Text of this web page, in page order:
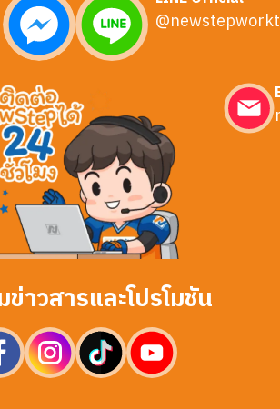
าวสารและโปรโมชัน